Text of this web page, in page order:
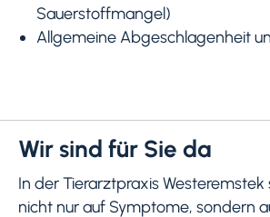
Sauerstoffmangel)
Allgemeine Abgeschlagenheit
Wir sind für Sie da
In der Tierarztpraxis
nicht nur auf Symptome, sondern